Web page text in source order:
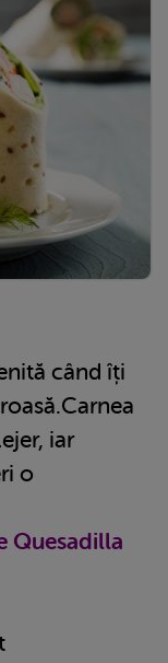
când îți
iar
o
Quesadilla